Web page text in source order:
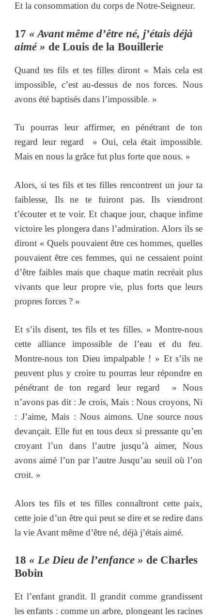
Et la consommation du corps de Notre-Seigneur.
17 « Avant même d’être né, j’étais déjà
aimé » de Louis de la Bouillerie
Quand tes fils et tes filles diront « Mais cela est
impossible, c’est au-dessus de nos forces. Nous
avons été baptisés dans l’impossible. »
Tu pourras leur affirmer, en pénétrant de ton
regard leur regard » Oui, cela était impossible.
Mais en nous la grâce fut plus forte que nous. »
Alors, si tes fils et tes filles rencontrent un jour ta
faiblesse, Ils ne te fuiront pas. Ils viendront
t’écouter et te voir. Et chaque jour, chaque infime
victoire les plongera dans l’admiration. Alors ils se
diront « Quels pouvaient être ces hommes, quelles
pouvaient être ces femmes, qui ne cessaient point
d’être faibles mais que chaque matin recréait plus
vivants que leur propre vie, plus forts que leurs
propres forces ? »
Et s’ils disent, tes fils et tes filles. » Montre-nous
cette alliance impossible de l’eau et du feu.
Montre-nous ton Dieu impalpable ! » Et s’ils ne
peuvent plus y croire tu pourras leur répondre en
pénétrant de ton regard leur regard » Nous
n’avons pas dit : Je crois, Mais : Nous croyons, Ni
: J’aime, Mais : Nous aimons. Une source nous
devançait. Elle fut en tous deux si pressante qu’en
croyant l’un dans l’autre jusqu’à aimer, Nous
avons aimé l’un par l’autre Jusqu’au seuil où l’on
croit. »
Alors tes fils et tes filles connaîtront cette paix,
cette joie d’un être qui peut se dire et se redire dans
la vie Avant même d’être né, déjà j’étais aimé.
18 « Le Dieu de l’enfance » de Charles
Bobin
Et l’enfant grandit. Il grandit comme grandissent
les enfants : comme un arbre, plongeant les racines